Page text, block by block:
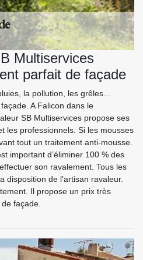
Multiservices
parfait de façade
la pollution, les grêles…
A Falicon dans le
SB Multiservices propose ses
les professionnels. Si les mousses
tout un traitement anti-mousse.
important d’éliminer 100 % des
son ravalement. Tous les
disposition de l’artisan ravaleur.
Il propose un prix très
façade.